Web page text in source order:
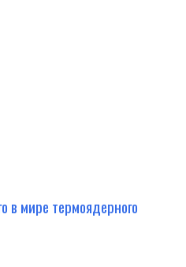
в мире термоядерного